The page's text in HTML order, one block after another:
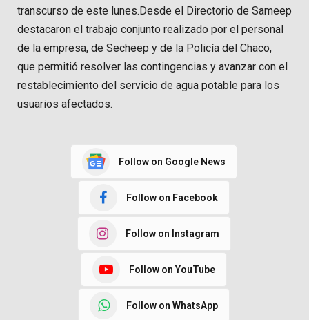
transcurso de este lunes.Desde el Directorio de Sameep
destacaron el trabajo conjunto realizado por el personal
de la empresa, de Secheep y de la Policía del Chaco,
que permitió resolver las contingencias y avanzar con el
restablecimiento del servicio de agua potable para los
usuarios afectados.
Follow on Google News
Follow on Facebook
Follow on Instagram
Follow on YouTube
Follow on WhatsApp